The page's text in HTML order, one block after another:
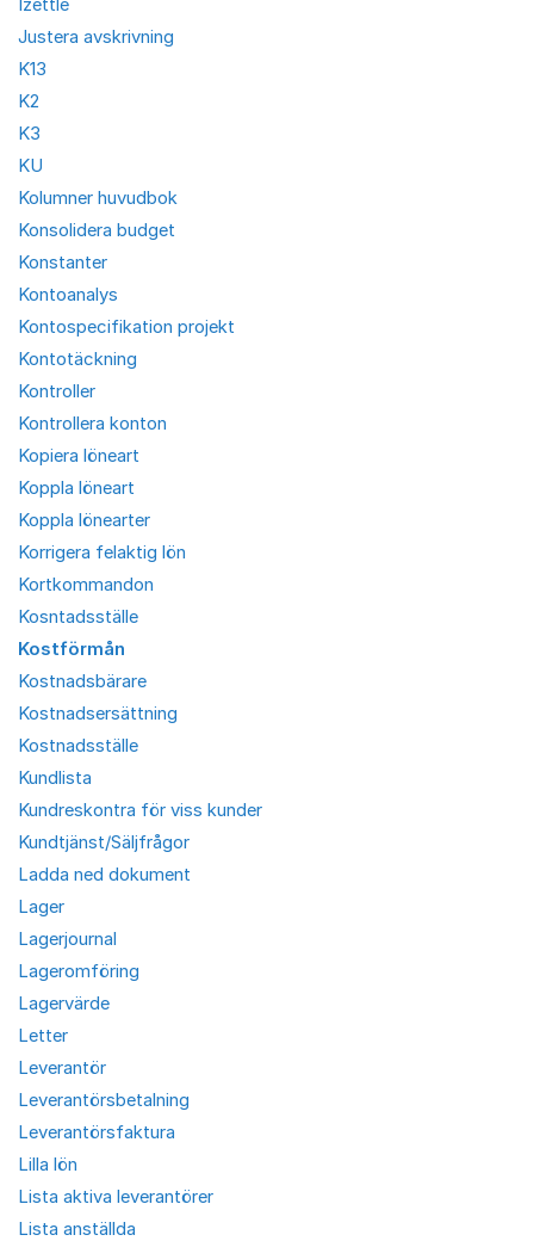
Izettle
Justera avskrivning
K13
K2
K3
KU
Kolumner huvudbok
Konsolidera budget
Konstanter
Kontoanalys
Kontospecifikation projekt
Kontotäckning
Kontroller
Kontrollera konton
Kopiera löneart
Koppla löneart
Koppla lönearter
Korrigera felaktig lön
Kortkommandon
Kosntadsställe
Kostförmån
Kostnadsbärare
Kostnadsersättning
Kostnadsställe
Kundlista
Kundreskontra för viss kunder
Kundtjänst/Säljfrågor
Ladda ned dokument
Lager
Lagerjournal
Lageromföring
Lagervärde
Letter
Leverantör
Leverantörsbetalning
Leverantörsfaktura
Lilla lön
Lista aktiva leverantörer
Lista anställda